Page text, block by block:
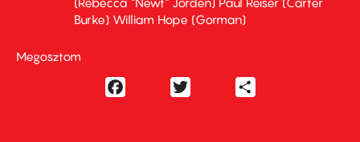
Burke) William Hope (Gorman)
Megosztom
Facebook